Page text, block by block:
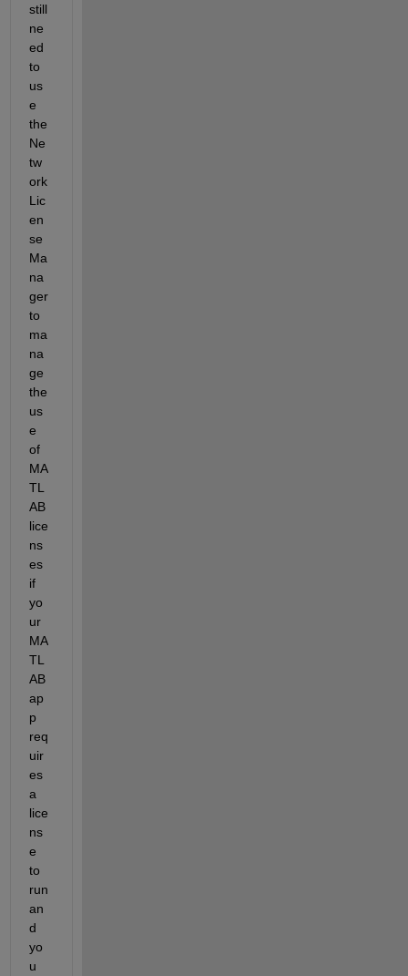
still
ne
ed
to
us
e
the
Ne
tw
ork
Lic
en
se
Ma
na
ger
to
ma
na
ge
the
us
e
of
MA
TL
AB
lice
ns
es
if
yo
ur
MA
TL
AB
ap
p
req
uir
es
a
lice
ns
e
to
run
an
d
yo
u